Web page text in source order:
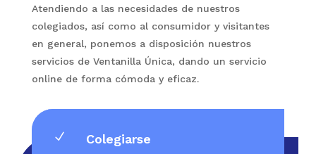
Atendiendo a las necesidades de nuestros
colegiados, así como al consumidor y visitantes
en general, ponemos a disposición nuestros
servicios de Ventanilla Única, dando un servicio
online de forma cómoda y eficaz.
N Colegiarse